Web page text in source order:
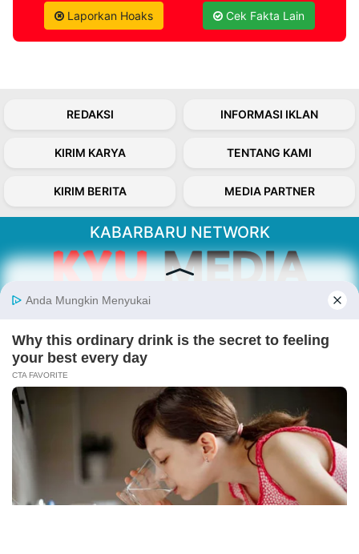
Laporkan Hoaks Cek Fakta Lain
REDAKSI INFORMASI IKLAN
KIRIM KARYA TENTANG KAMI
KIRIM BERITA MEDIA PARTNER
KABARBARU NETWORK
Kabarbaru.co menyajikan berita aktual dan
inspiratif dari sudut pandang berbaik sangka
Follow Kabarbaru